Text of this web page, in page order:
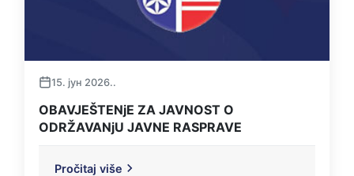
15. јун 2026..
OBAVJEŠTENjE ZA JAVNOST O
ODRŽAVANjU JAVNE RASPRAVE
Pročitaj više